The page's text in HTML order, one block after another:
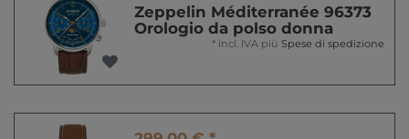
Zeppelin Méditerranée 96373
Orologio da polso donna
* incl. IVA più Spese di spedizione